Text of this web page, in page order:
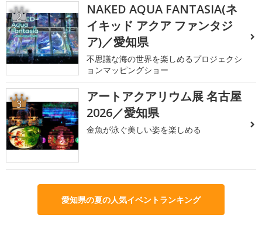
2
NAKED AQUA FANTASIA(ネ
イキッド アクア ファンタジ
ア)／愛知県
不思議な海の世界を楽しめるプロジェクシ
ョンマッピングショー
3
アートアクアリウム展 名古屋
2026／愛知県
金魚が泳ぐ美しい姿を楽しめる
愛知県の夏の人気イベントランキング